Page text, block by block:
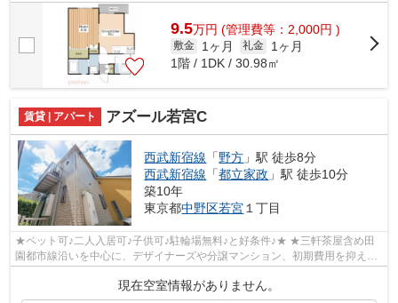
を抑えた部屋探しはぜひ当社にお任せくだ...
9.5万円 (管理費等：2,000円 )
敷金 1ヶ月 礼金
1ヶ月
1階 / 1DK / 30.98㎡
賃貸 | アパート アズール若宮C
西武新宿線 「野方 」駅 徒歩8分
西武新宿線 「都立家政 」駅 徒歩10分
築10年
東京都中野区若宮 １丁目
★ペット可♪二人入居可♪子供可♪駐輪場無料♪と好条件♪★ ★三軒茶屋含め田
園都市線沿いを中心に、デザイナーズや分譲マンション、初期費用を抑えた
現在空室情報がありません。